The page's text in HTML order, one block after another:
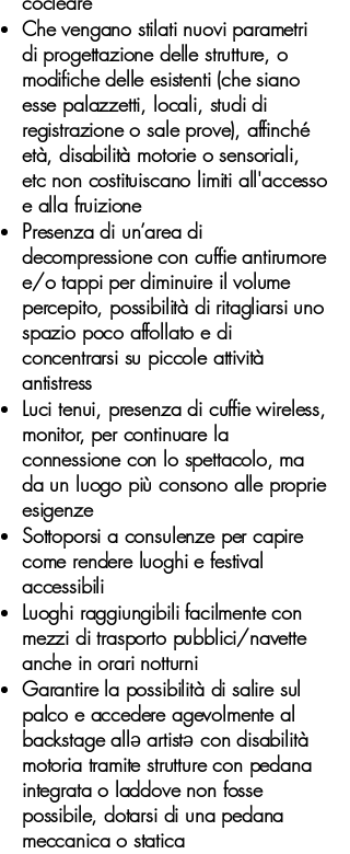
Che vengano stilati nuovi parametri
di progettazione delle strutture, o
modifiche delle esistenti (che siano
esse palazzetti, locali, studi di
registrazione o sale prove), affinché
età, disabilità motorie o sensoriali,
etc non costituiscano limiti all'accesso
e alla fruizione
Presenza di un’area di
decompressione con cuffie antirumore
e/o tappi per diminuire il volume
percepito, possibilità di ritagliarsi uno
spazio poco affollato e di
concentrarsi su piccole attività
antistress
Luci tenui, presenza di cuffie wireless,
monitor, per continuare la
connessione con lo spettacolo, ma
da un luogo più consono alle proprie
esigenze
Sottoporsi a consulenze per capire
come rendere luoghi e festival
accessibili
Luoghi raggiungibili facilmente con
mezzi di trasporto pubblici/navette
anche in orari notturni
Garantire la possibilità di salire sul
palco e accedere agevolmente al
backstage alləartistə con disabilità
motoria tramite strutture con pedana
integrata o laddove non fosse
possibile, dotarsi di una pedana
meccanica o statica